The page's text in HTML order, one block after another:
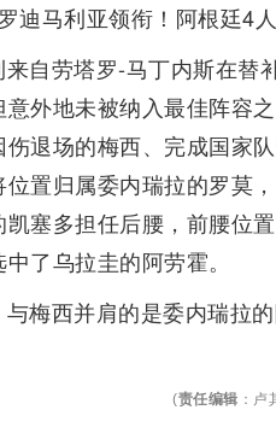
迪马利亚领衔！阿根廷4
自劳塔罗-马丁内斯在替
外地未被纳入最佳阵容
退场的梅西、完成国家
置归属委内瑞拉的罗莫
塞多担任后腰，前腰位
了乌拉圭的阿劳霍。
梅西并肩的是委内瑞拉
(责任编辑 ：